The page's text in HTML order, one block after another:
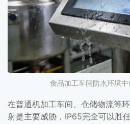
食品加工车间防水环境
在普通机加工车间、仓储物流等
射是主要威胁，IP65完全可以胜